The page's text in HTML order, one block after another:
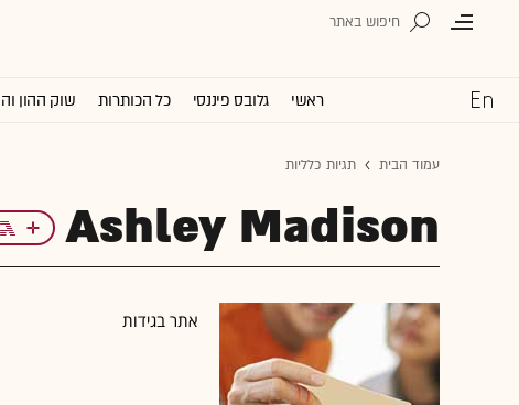
ראשי גלובס פיננסי כל הכותרות שוק ההון
עמוד הבית תגיות כלליות
Ashley Madison
אתר בגידות